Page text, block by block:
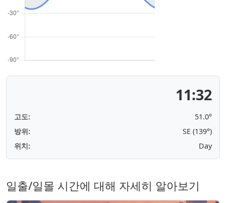
11:32
고도:
51.0°
방위:
SE (139°)
위치:
Day
일출/일몰 시간에 대해 자세히 알아보기